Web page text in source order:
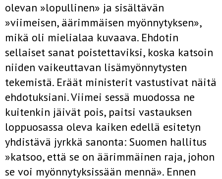
olevan »lopullinen» ja sisältävän
»viimeisen, äärim­mäisen myönnytyksen»,
mikä oli mielialaa kuvaava. Ehdotin
sellaiset sanat poistettaviksi, koska katsoin
niiden vaikeuttavan lisämyönnytys­ten
tekemistä. Eräät ministerit vastustivat näitä
ehdotuksiani. Viimei­ sessä muodossa ne
kuitenkin jäivät pois, paitsi vastauksen
loppuosassa oleva kaiken edellä esitetyn
yhdistävä jyrkkä sanonta: Suomen hallitus
»katsoo, että se on äärimmäinen raja, johon
se voi myönnytyksissään mennä». Ennen